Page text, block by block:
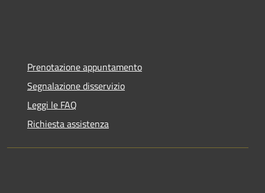
Prenotazione appuntamento
Segnalazione disservizio
Leggi le FAQ
Richiesta assistenza